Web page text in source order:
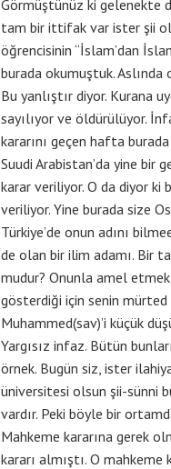
Görmüştünüz ki gelenekte
tam bir ittifak var ister şii
öğrencisinin “İslam’dan
burada okumuştuk.
Bu yanlıştır diyor. Kurana
sayılıyor ve öldürülüyor.
kararını geçen hafta
Suudi Arabistan’da yine bir
karar veriliyor. O da diyor ki
veriliyor. Yine burada size
Türkiye’de onun adını
de olan bir ilim adamı. Bir
mudur? Onunla amel etmek
gösterdiği için senin
Muhammed(sav)’i küçük
Yargısız infaz. Bütün
örnek. Bugün siz, ister
üniversitesi olsun şii-sünni
vardır. Peki böyle bir
Mahkeme kararına gerek
kararı almıştı. O mahkeme